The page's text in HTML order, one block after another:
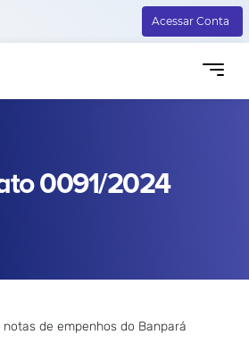
Acessar Conta
0091/2024
de empenhos do Banpará